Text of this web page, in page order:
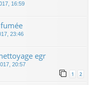
16:59
23:46
egr
20:57
1 2